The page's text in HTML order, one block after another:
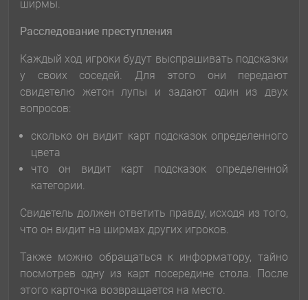
ширмы.
Расследование преступления
Каждый ход игроки будут выспрашивать подсказки
у своих соседей. Для этого они передают
свидетелю жетон лупы и задают один из двух
вопросов:
сколько он видит карт подсказок определенного
цвета
что он видит карт подсказок определенной
категории.
Свидетель должен ответить правду, исходя из того,
что он видит на ширмах других игроков.
Также можно обращаться к информатору, тайно
посмотрев одну из карт посередине стола. После
этого карточка возвращается на место.